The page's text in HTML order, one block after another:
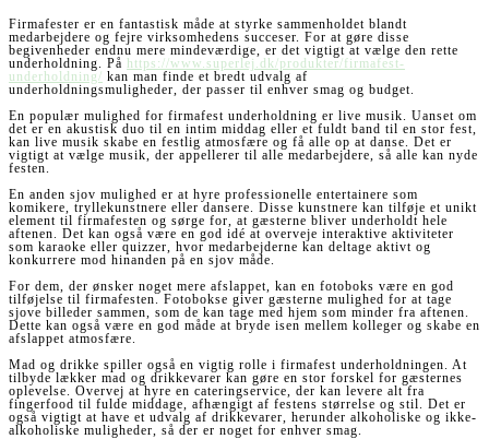
Firmafester er en fantastisk måde at styrke sammenholdet blandt
medarbejdere og fejre virksomhedens succeser. For at gøre disse
begivenheder endnu mere mindeværdige, er det vigtigt at vælge den rette
underholdning. På https://www.superlej.dk/produkter/firmafest-
underholdning/ kan man finde et bredt udvalg af
underholdningsmuligheder, der passer til enhver smag og budget.
En populær mulighed for firmafest underholdning er live musik. Uanset om
det er en akustisk duo til en intim middag eller et fuldt band til en stor fest,
kan live musik skabe en festlig atmosfære og få alle op at danse. Det er
vigtigt at vælge musik, der appellerer til alle medarbejdere, så alle kan nyde
festen.
En anden sjov mulighed er at hyre professionelle entertainere som
komikere, tryllekunstnere eller dansere. Disse kunstnere kan tilføje et unikt
element til firmafesten og sørge for, at gæsterne bliver underholdt hele
aftenen. Det kan også være en god idé at overveje interaktive aktiviteter
som karaoke eller quizzer, hvor medarbejderne kan deltage aktivt og
konkurrere mod hinanden på en sjov måde.
For dem, der ønsker noget mere afslappet, kan en fotoboks være en god
tilføjelse til firmafesten. Fotobokse giver gæsterne mulighed for at tage
sjove billeder sammen, som de kan tage med hjem som minder fra aftenen.
Dette kan også være en god måde at bryde isen mellem kolleger og skabe en
afslappet atmosfære.
Mad og drikke spiller også en vigtig rolle i firmafest underholdningen. At
tilbyde lækker mad og drikkevarer kan gøre en stor forskel for gæsternes
oplevelse. Overvej at hyre en cateringservice, der kan levere alt fra
fingerfood til fulde middage, afhængigt af festens størrelse og stil. Det er
også vigtigt at have et udvalg af drikkevarer, herunder alkoholiske og ikke-
alkoholiske muligheder, så der er noget for enhver smag.